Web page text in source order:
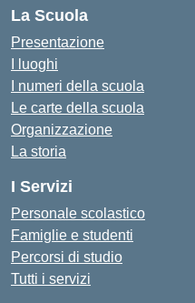
La Scuola
Presentazione
I luoghi
I numeri della scuola
Le carte della scuola
Organizzazione
La storia
I Servizi
Personale scolastico
Famiglie e studenti
Percorsi di studio
Tutti i servizi